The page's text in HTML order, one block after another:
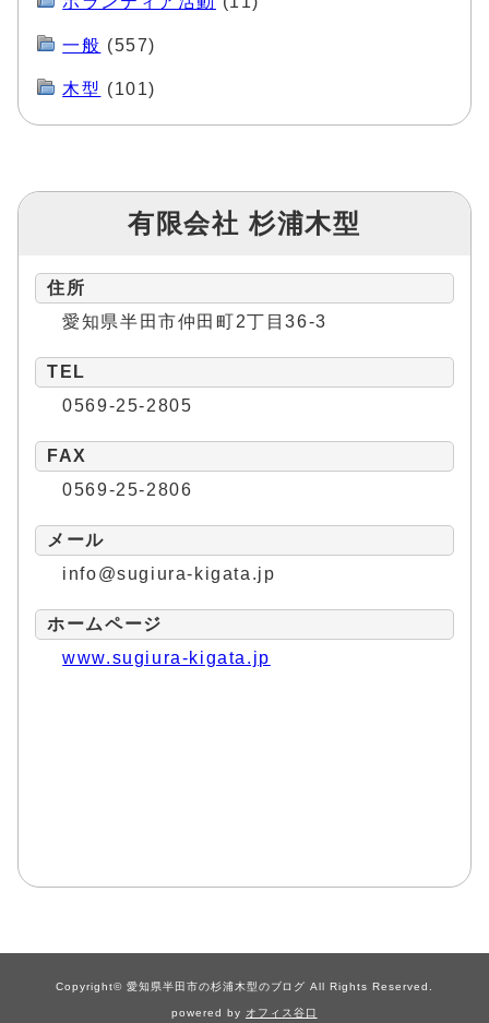
一般 (557)
木型 (101)
有限会社 杉浦木型
住所
愛知県半田市仲田町2丁目36-3
TEL
0569-25-2805
FAX
0569-25-2806
メール
info@sugiura-kigata.jp
ホームページ
www.sugiura-kigata.jp
Copyright© 愛知県半田市の杉浦木型のブログ All Rights Reserved.
powered by オフィス谷口